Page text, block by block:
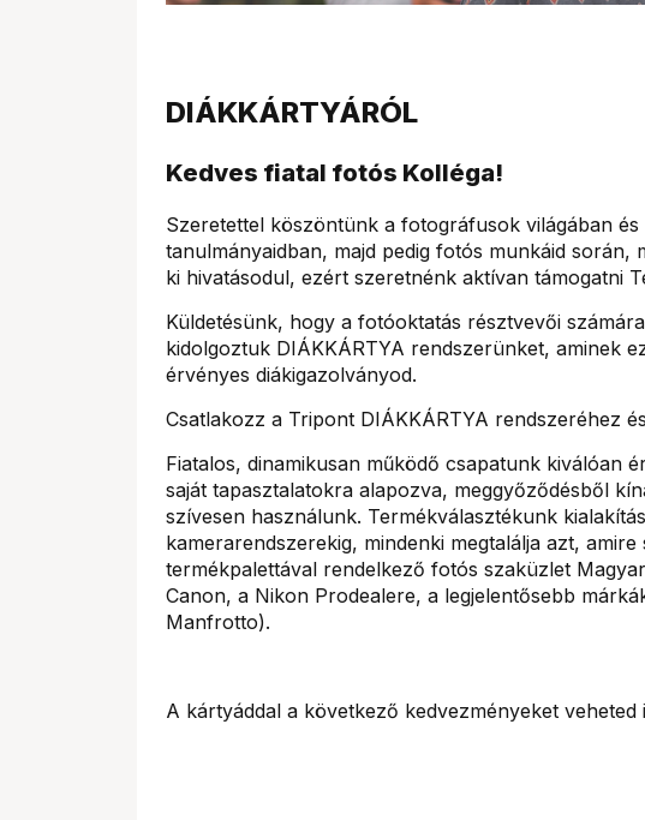
DIÁKKÁRTYÁRÓL
Kedves fiatal fotós Kolléga!
Szeretettel köszöntünk a fotográfusok világában
tanulmányaidban, majd pedig fotós munkáid
ki hivatásodul, ezért szeretnénk aktívan támogatni
Küldetésünk, hogy a fotóoktatás résztvevői
kidolgoztuk DIÁKKÁRTYA rendszerünket, aminek
érvényes diákigazolványod.
Csatlakozz a Tripont DIÁKKÁRTYA rendszeréhez
Fiatalos, dinamikusan működő csapatunk kiválóan
saját tapasztalatokra alapozva, meggyőződésből
szívesen használunk. Termékválasztékunk
kamerarendszerekig, mindenki megtalálja azt,
termékpalettával rendelkező fotós szaküzlet
Canon, a Nikon Prodealere, a legjelentősebb
Manfrotto).
A kártyáddal a következő kedvezményeket veheted